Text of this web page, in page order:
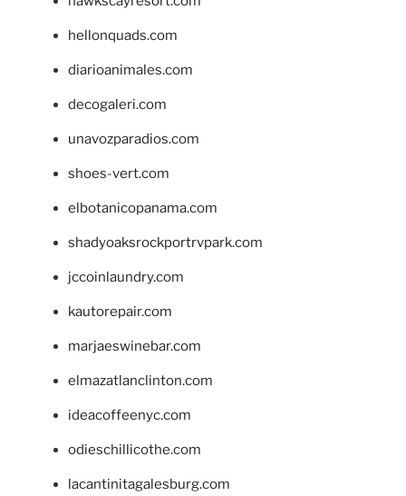
hellonquads.com
diarioanimales.com
decogaleri.com
unavozparadios.com
shoes-vert.com
elbotanicopanama.com
shadyoaksrockportrvpark.com
jccoinlaundry.com
kautorepair.com
marjaeswinebar.com
elmazatlanclinton.com
ideacoffeenyc.com
odieschillicothe.com
lacantinitagalesburg.com